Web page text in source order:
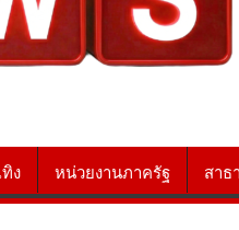
ง หน่วยงานภาครัฐ สาธ